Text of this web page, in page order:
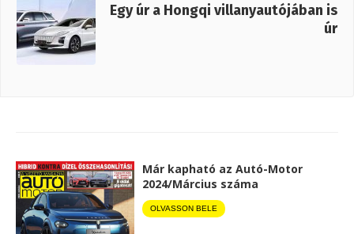
Egy úr a Hongqi villanyautójában is
úr
Már kapható az Autó-Motor
2024/Március száma
OLVASSON BELE